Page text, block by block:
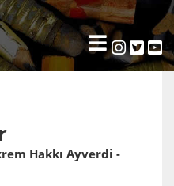
Hakkı Ayverdi -